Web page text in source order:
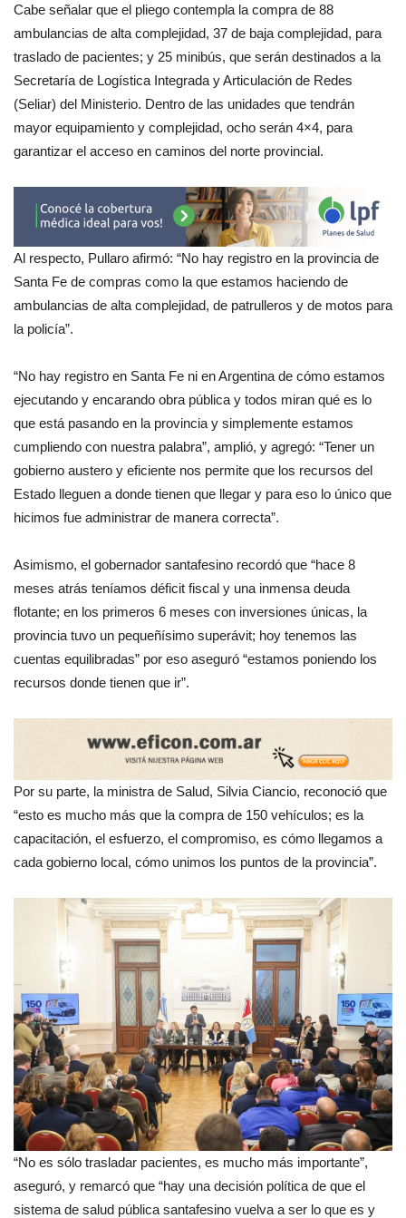
Cabe señalar que el pliego contempla la compra de 88
ambulancias de alta complejidad, 37 de baja complejidad, para
traslado de pacientes; y 25 minibús, que serán destinados a la
Secretaría de Logística Integrada y Articulación de Redes
(Seliar) del Ministerio. Dentro de las unidades que tendrán
mayor equipamiento y complejidad, ocho serán 4×4, para
garantizar el acceso en caminos del norte provincial.
Al respecto, Pullaro afirmó: “No hay registro en la provincia de
Santa Fe de compras como la que estamos haciendo de
ambulancias de alta complejidad, de patrulleros y de motos para
la policía”.
“No hay registro en Santa Fe ni en Argentina de cómo estamos
ejecutando y encarando obra pública y todos miran qué es lo
que está pasando en la provincia y simplemente estamos
cumpliendo con nuestra palabra”, amplió, y agregó: “Tener un
gobierno austero y eficiente nos permite que los recursos del
Estado lleguen a donde tienen que llegar y para eso lo único que
hicimos fue administrar de manera correcta”.
Asimismo, el gobernador santafesino recordó que “hace 8
meses atrás teníamos déficit fiscal y una inmensa deuda
flotante; en los primeros 6 meses con inversiones únicas, la
provincia tuvo un pequeñísimo superávit; hoy tenemos las
cuentas equilibradas” por eso aseguró “estamos poniendo los
recursos donde tienen que ir”.
Por su parte, la ministra de Salud, Silvia Ciancio, reconoció que
“esto es mucho más que la compra de 150 vehículos; es la
capacitación, el esfuerzo, el compromiso, es cómo llegamos a
cada gobierno local, cómo unimos los puntos de la provincia”.
“No es sólo trasladar pacientes, es mucho más importante”,
aseguró, y remarcó que “hay una decisión política de que el
sistema de salud pública santafesino vuelva a ser lo que es y